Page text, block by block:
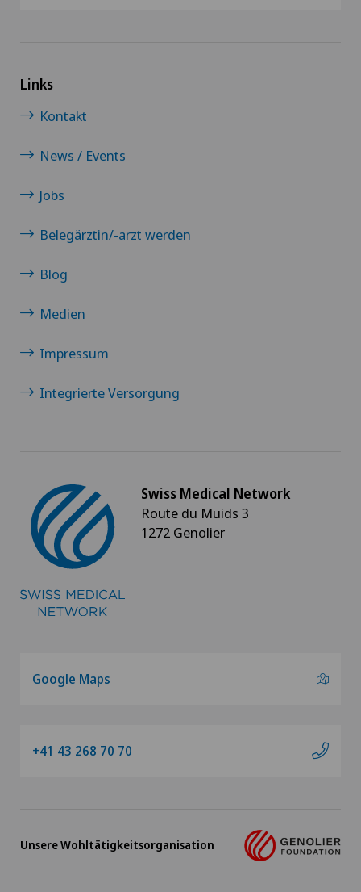
Links
Kontakt
News / Events
Jobs
Belegärztin/-arzt werden
Blog
Medien
Impressum
Integrierte Versorgung
Swiss Medical Network
Route du Muids 3
1272 Genolier
Google Maps
+41 43 268 70 70
Unsere Wohltätigkeitsorganisation